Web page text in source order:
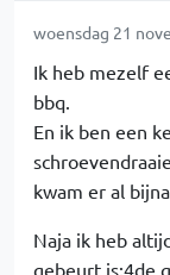
woensdag 21
Ik heb mezelf
bbq.
En ik ben een
kwam er al
Naja ik heb
gebeurt is:4de